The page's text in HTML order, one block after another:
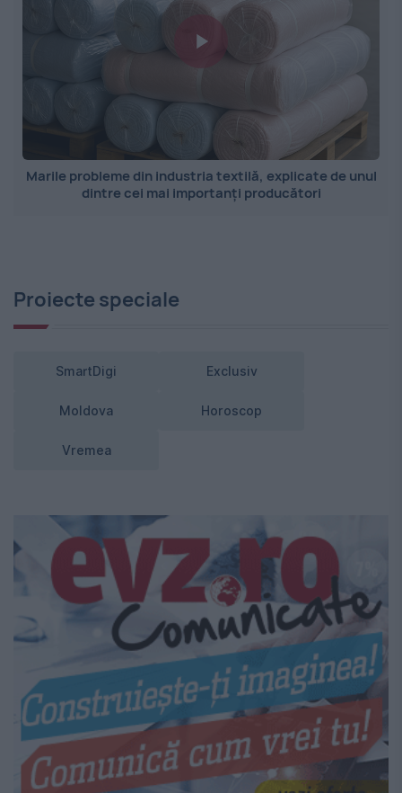
Marile probleme din industria textilă, explicate de unul
dintre cei mai importanți producători
Proiecte speciale
SmartDigi Exclusiv
Moldova Horoscop
Vremea